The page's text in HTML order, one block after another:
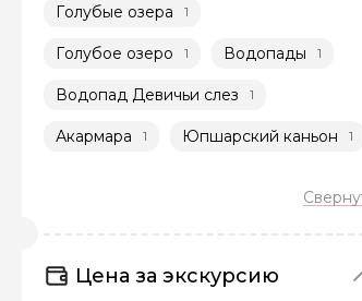
Голубые озера 1
Голубое озеро 1 Водопады 1
Водопад Девичьи слез 1
Акармара 1 Юпшарский каньон 1
Цена за экскурсию